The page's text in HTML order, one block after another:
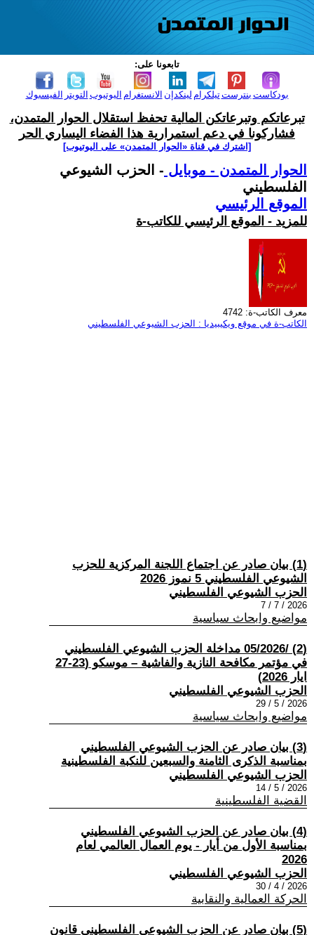
تابعونا على:
الفيسبوك التويتر اليوتيوب الانستغرام لينكدإن تيلكرامبنترست بودكاست
تبرعاتكم وتبرعاتكن المالية تحفظ استقلال الحوار المتمدن،
فشاركونا في دعم استمرارية هذا الفضاء اليساري الحر
[اشترك في قناة ‫«الحوار المتمدن» على اليوتيوب]
الحوار المتمدن - موبايل - الحزب الشيوعي
الفلسطيني
الموقع الرئيسي
للمزيد - الموقع الرئيسي للكاتب-ة
معرف الكاتب-ة: 4742
الكاتب-ة في موقع ويكيبيديا : الحزب الشيوعي الفلسطيني
(1) بيان صادر عن اجتماع اللجنة المركزية للحزب
الشيوعي الفلسطيني 5 نموز 2026
الحزب الشيوعي الفلسطيني
2026 / 7 / 7
مواضيع وابحاث سياسية
(2) /05/2026 مداخلة الحزب الشيوعي الفلسطيني
في مؤتمر مكافحة النازية والفاشية – موسكو (23-27
ايار 2026)
الحزب الشيوعي الفلسطيني
2026 / 5 / 29
مواضيع وابحاث سياسية
(3) بيان صادر عن الحزب الشيوعي الفلسطيني
بمناسبة الذكرى الثامنة والسبعين للنكبة الفلسطينية
الحزب الشيوعي الفلسطيني
2026 / 5 / 14
القضية الفلسطينية
(4) بيان صادر عن الحزب الشيوعي الفلسطيني
بمناسبة الأول من أيار - يوم العمال العالمي لعام
2026
الحزب الشيوعي الفلسطيني
2026 / 4 / 30
الحركة العمالية والنقابية
(5) بيان صادر عن الحزب الشيوعي الفلسطيني قانون